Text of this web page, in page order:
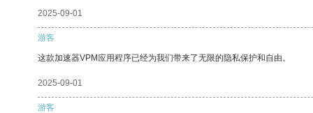
2025-09-01
游客
这款加速器VPM应用程序已经为我们带来了无限的隐私保护和自由。
2025-09-01
游客